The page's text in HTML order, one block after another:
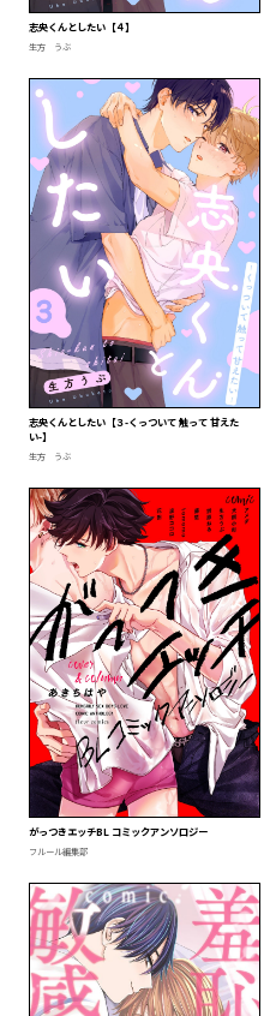
志央くんとしたい【４】
生方 うぶ
志央くんとしたい【３-くっついて 触って 甘えた
い-】
生方 うぶ
がっつきエッチBL コミックアンソロジー
フルール編集部